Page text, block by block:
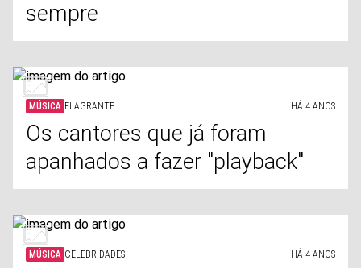
sempre
MÚSICA FLAGRANTE HÁ 4 ANOS
Os cantores que já foram
apanhados a fazer "playback"
MÚSICA CELEBRIDADES HÁ 4 ANOS